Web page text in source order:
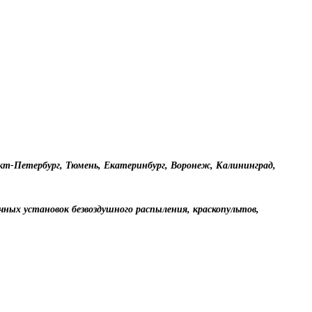
Петербург, Тюмень, Екатеринбург, Воронеж, Калининград,
установок безвоздушного распыления, краскопультов,